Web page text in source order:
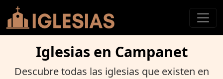
Iglesias en Campanet
Descubre todas las iglesias que existen en